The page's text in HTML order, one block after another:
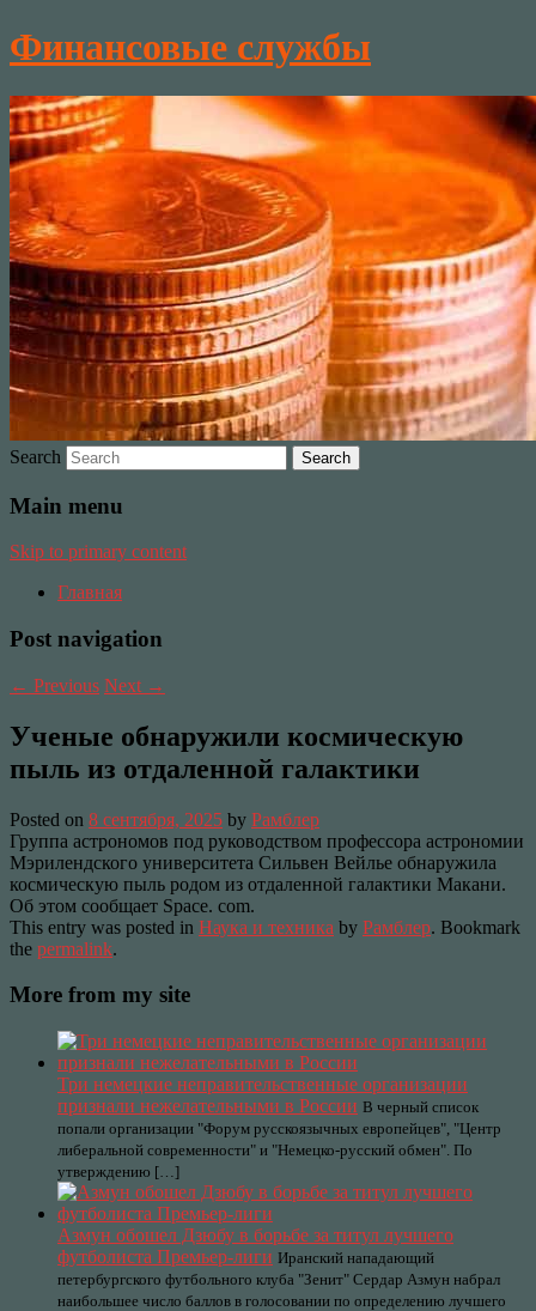
Финансовые службы
Search
Main menu
Skip to primary content
Главная
Post navigation
← Previous Next →
Ученые обнаружили космическую
пыль из отдаленной галактики
Posted on 8 сентября, 2025 by Рамблер
Группа астрономов под руководством профессора астрономии
Мэрилендского университета Сильвен Вейлье обнаружила
космическую пыль родом из отдаленной галактики Макани.
Об этом сообщает Space. com.
This entry was posted in Наука и техника by Рамблер. Bookmark
the permalink.
More from my site
Три немецкие неправительственные организации
признали нежелательными в России В черный список
попали организации "Форум русскоязычных европейцев", "Центр
либеральной современности" и "Немецко-русский обмен". По
утверждению […]
Азмун обошел Дзюбу в борьбе за титул лучшего
футболиста Премьер-лиги Иранский нападающий
петербургского футбольного клуба "Зенит" Сердар Азмун набрал
наибольшее число баллов в голосовании по определению лучшего